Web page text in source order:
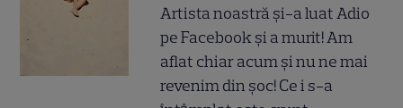
Artista noastră și-a luat Adio
pe Facebook și a murit! Am
aflat chiar acum și nu ne mai
revenim din șoc! Ce i s-a